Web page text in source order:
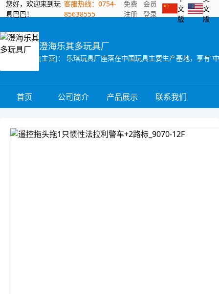
您好，欢迎来到玩
具巴巴！
客服热线：0754-
85638555
免费
注册
会员
登录
文
版
文
版
澄海乐其多玩具厂
首页 公司简介 产品展示 联系我们